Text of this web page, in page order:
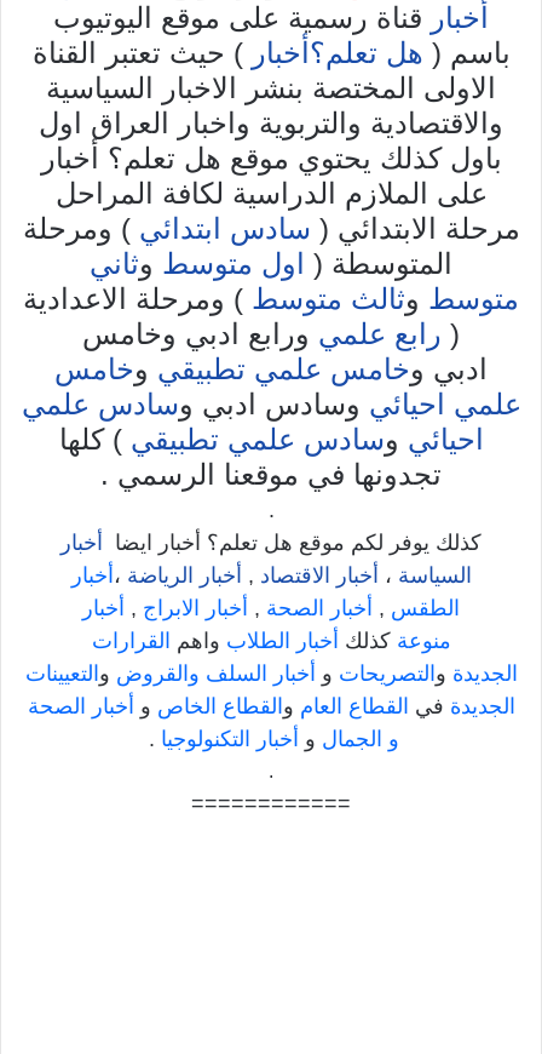
أخبار قناة رسمية على موقع اليوتيوب
باسم ( هل تعلم؟أخبار ) حيث تعتبر القناة
الاولى المختصة بنشر الاخبار السياسية
والاقتصادية والتربوية واخبار العراق اول
باول كذلك يحتوي موقع هل تعلم؟ أخبار
على الملازم الدراسية لكافة المراحل
مرحلة الابتدائي ( سادس ابتدائي ) ومرحلة
المتوسطة ( اول متوسط وثاني
متوسط وثالث متوسط ) ومرحلة الاعدادية
( رابع علمي ورابع ادبي وخامس
ادبي وخامس علمي تطبيقي وخامس
علمي احيائي وسادس ادبي وسادس علمي
احيائي وسادس علمي تطبيقي ) كلها
تجدونها في موقعنا الرسمي .
.
كذلك يوفر لكم موقع هل تعلم؟ أخبار ايضا
أخبار
السياسة ، أخبار الاقتصاد , أخبار الرياضة ، أخبار
الطقس , أخبار الصحة , أخبار الابراج , أخبار
منوعة كذلك أخبار الطلاب واهم القرارات
الجديدة و التصريحات و أخبار السلف والقروض و التعيينات
الجديدة في القطاع العام و القطاع الخاص و أخبار الصحة
و الجمال و أخبار التكنولوجيا .
.
============